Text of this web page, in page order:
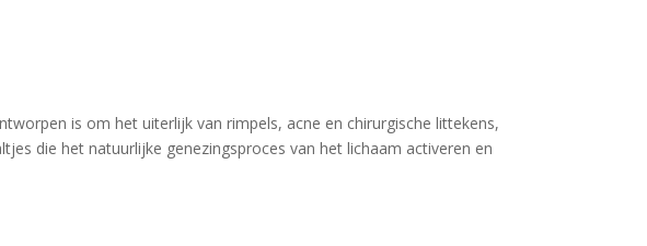
is om het uiterlijk van rimpels, acne en chirurgische littekens,
die het natuurlijke genezingsproces van het lichaam activeren en